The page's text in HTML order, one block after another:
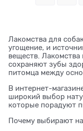
Лакомства для
угощение, и
веществ. Лакомства
сохраняют зубы
питомца между
В интернет-
широкий выбор
которые порадуют
Почему выбирают